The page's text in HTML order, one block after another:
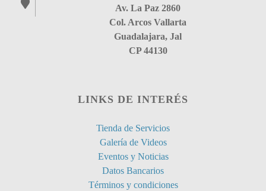
Av. La Paz 2860
Col. Arcos Vallarta
Guadalajara, Jal
CP 44130
LINKS DE INTERÉS
Tienda de Servicios
Galería de Videos
Eventos y Noticias
Datos Bancarios
Términos y condiciones